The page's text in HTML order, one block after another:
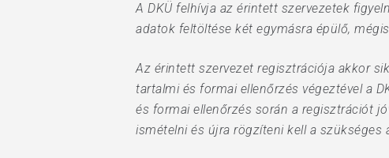
A DKÜ felhívja az érintett szervezetek
adatok feltöltése két egymásra épülő,
Az érintett szervezet regisztrációja akkor
tartalmi és formai ellenőrzés végeztével a
és formai ellenőrzés során a regisztrációt
ismételni és újra rögzíteni kell a szükséges